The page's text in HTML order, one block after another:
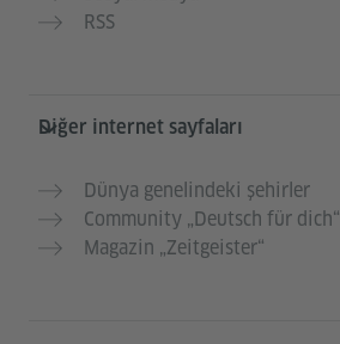
RSS
Diğer internet sayfaları
Dünya genelindeki şehirler
Community „Deutsch für dich“
Magazin „Zeitgeister“